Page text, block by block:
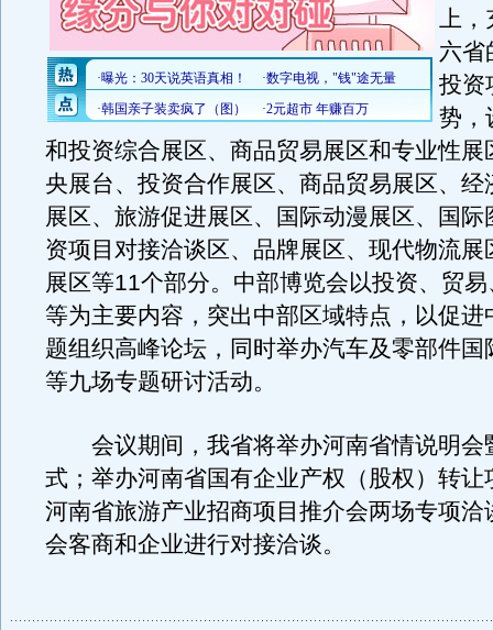
上，
六省
投资
势，
和投资综合展区、商品贸易展区和专业性展
央展台、投资合作展区、商品贸易展区、经
展区、旅游促进展区、国际动漫展区、国际
资项目对接洽谈区、品牌展区、现代物流展
展区等11个部分。中部博览会以投资、贸
等为主要内容，突出中部区域特点，以促进
题组织高峰论坛，同时举办汽车及零部件国
等九场专题研讨活动。
会议期间，我省将举办河南省情说明会
式；举办河南省国有企业产权（股权）转让
河南省旅游产业招商项目推介会两场专项洽
会客商和企业进行对接洽谈。